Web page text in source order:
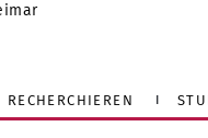
RECHERCHIEREN